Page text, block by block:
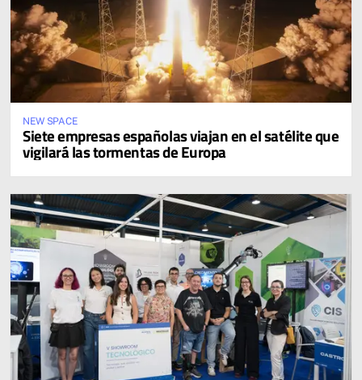
NEW SPACE
Siete empresas españolas viajan en el satélite que
vigilará las tormentas de Europa